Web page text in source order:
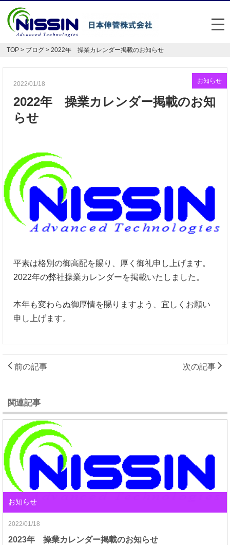
メ
日本伸管の強み
お悩み解決事例
Japan English
048-477-7331 受付時間：平日8:30～17:30
TOP > ブログ > 2022年 操業カレンダー掲載のお知らせ
お知らせ
2022/01/18
2022年 操業カレンダー掲載のお知
らせ
平素は格別の御高配を賜り、厚く御礼申し上げます。
2022年の弊社操業カレンダーを掲載いたしました。
本年も変わらぬ御厚情を賜りますよう、宜しくお願い
申し上げます。
前の記事 次の記事
関連記事
お知らせ
2022/01/18
2023年 操業カレンダー掲載のお知らせ